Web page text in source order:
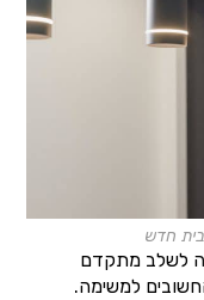
חדש
לשלב מתקדם
למשימה.